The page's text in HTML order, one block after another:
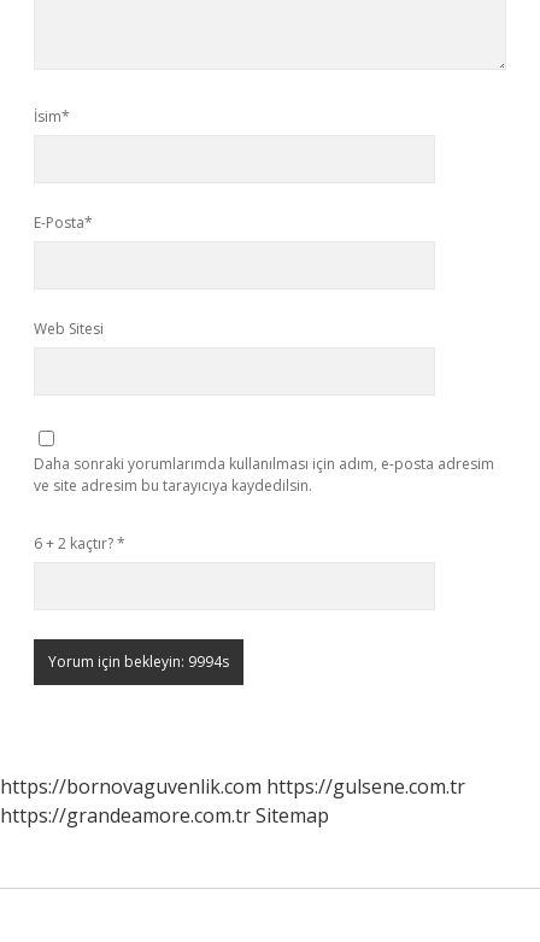
İsim*
E-Posta*
Web Sitesi
Daha sonraki yorumlarımda kullanılması için adım, e-posta adresim
ve site adresim bu tarayıcıya kaydedilsin.
6 + 2 kaçtır?*
https://bornovaguvenlik.com https://gulsene.com.tr
https://grandeamore.com.trSitemap